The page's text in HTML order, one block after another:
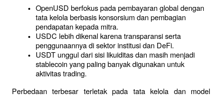
OpenUSD berfokus pada pembayaran global dengan
tata kelola berbasis konsorsium dan pembagian
pendapatan kepada mitra.
USDC lebih dikenal karena transparansi serta
penggunaannya di sektor institusi dan DeFi.
USDT unggul dari sisi likuiditas dan masih menjadi
stablecoin yang paling banyak digunakan untuk
aktivitas trading.
Perbedaan terbesar terletak pada tata kelola dan model